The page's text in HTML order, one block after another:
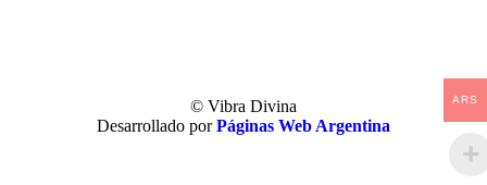
© Vibra Divina
Desarrollado porPáginas Web Argentina
ARS